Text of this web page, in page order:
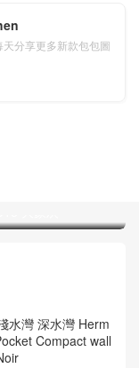
分享更多新款包包圖
區油塘 九龍灣 爱马
水灣 深水灣 Herm
Compact wall